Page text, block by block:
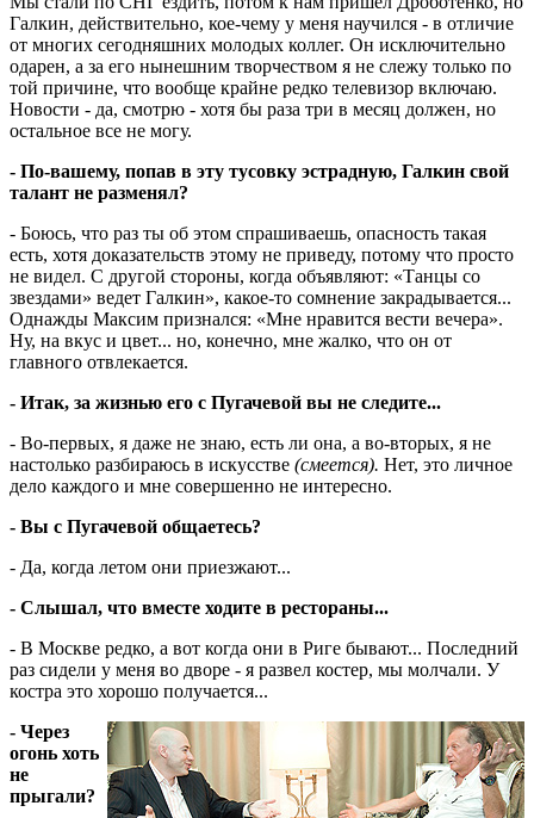
Галкин, действительно, кое-чему у меня научился - в отличие
от многих сегодняшних молодых коллег. Он исключительно
одарен, а за его нынешним творчеством я не слежу только по
той причине, что вообще крайне редко телевизор включаю.
Новости - да, смотрю - хотя бы раза три в месяц должен, но
остальное все не могу.
- По-вашему, попав в эту тусовку эстрадную, Галкин свой
талант не разменял?
- Боюсь, что раз ты об этом спрашиваешь, опасность такая
есть, хотя доказательств этому не приведу, потому что просто
не видел. С другой стороны, когда объявляют: «Танцы со
звездами» ведет Галкин», какое-то сомнение закрадывается...
Однажды Максим признался: «Мне нравится вести вечера».
Ну, на вкус и цвет... но, конечно, мне жалко, что он от
главного отвлекается.
- Итак, за жизнью его с Пугачевой вы не следите...
- Во-первых, я даже не знаю, есть ли она, а во-вторых, я не
настолько разбираюсь в искусстве (смеется). Нет, это личное
дело каждого и мне совершенно не интересно.
- Вы с Пугачевой общаетесь?
- Да, когда летом они приезжают...
- Слышал, что вместе ходите в рестораны...
- В Москве редко, а вот когда они в Риге бывают... Последний
раз сидели у меня во дворе - я развел костер, мы молчали. У
костра это хорошо получается...
- Через
огонь хоть
не
прыгали?